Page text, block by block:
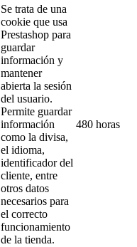
Se trata de una
cookie que usa
Prestashop para
guardar
información y
mantener
abierta la sesión
del usuario.
Permite guardar
información
como la divisa,
el idioma,
identificador del
cliente, entre
otros datos
necesarios para
el correcto
funcionamiento
de la tienda.
480 horas